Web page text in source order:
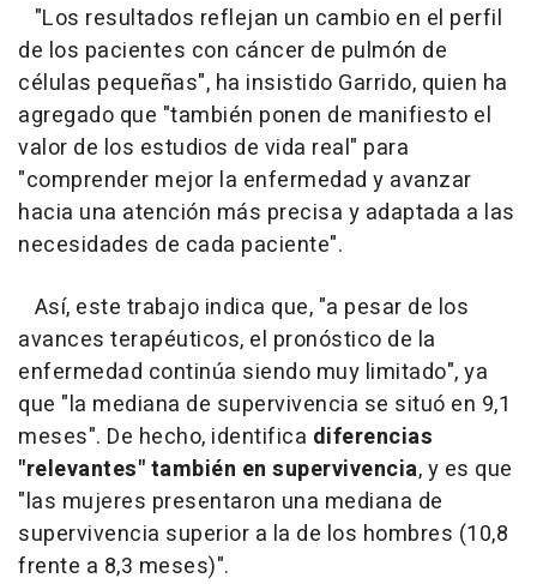
"Los resultados reflejan un cambio en el perfil
de los pacientes con cáncer de pulmón de
células pequeñas", ha insistido Garrido, quien ha
agregado que "también ponen de manifiesto el
valor de los estudios de vida real" para
"comprender mejor la enfermedad y avanzar
hacia una atención más precisa y adaptada a las
necesidades de cada paciente".
Así, este trabajo indica que, "a pesar de los
avances terapéuticos, el pronóstico de la
enfermedad continúa siendo muy limitado", ya
que "la mediana de supervivencia se situó en 9,1
meses". De hecho, identifica diferencias
"relevantes" también en supervivencia, y es que
"las mujeres presentaron una mediana de
supervivencia superior a la de los hombres (10,8
frente a 8,3 meses)".